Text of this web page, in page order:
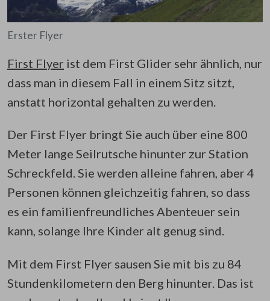
Erster Flyer
First Flyer ist dem First Glider sehr ähnlich, nur
dass man in diesem Fall in einem Sitz sitzt,
anstatt horizontal gehalten zu werden.
Der First Flyer bringt Sie auch über eine 800
Meter lange Seilrutsche hinunter zur Station
Schreckfeld. Sie werden alleine fahren, aber 4
Personen können gleichzeitig fahren, so dass
es ein familienfreundliches Abenteuer sein
kann, solange Ihre Kinder alt genug sind.
Mit dem First Flyer sausen Sie mit bis zu 84
Stundenkilometern den Berg hinunter. Das ist